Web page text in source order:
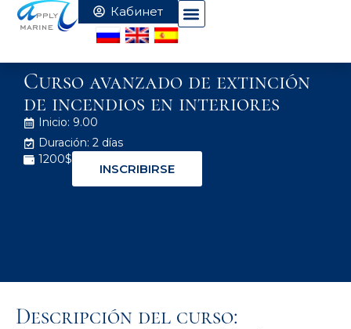
Curso avanzado de extinción
de incendios en interiores
Inicio: 9.00
Duración: 2 días
1200$
INSCRIBIRSE
Descripción del curso: